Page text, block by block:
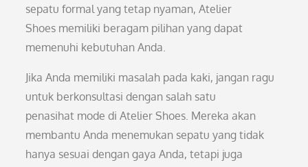
sepatu formal yang tetap nyaman, Atelier
Shoes memiliki beragam pilihan yang dapat
memenuhi kebutuhan Anda.
Jika Anda memiliki masalah pada kaki, jangan ragu
untuk berkonsultasi dengan salah satu
penasihat mode di Atelier Shoes. Mereka akan
membantu Anda menemukan sepatu yang tidak
hanya sesuai dengan gaya Anda, tetapi juga